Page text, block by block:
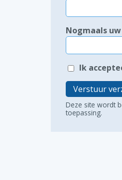
Nogmaals
Ik
Verstuur
Deze site wordt
toepassing.